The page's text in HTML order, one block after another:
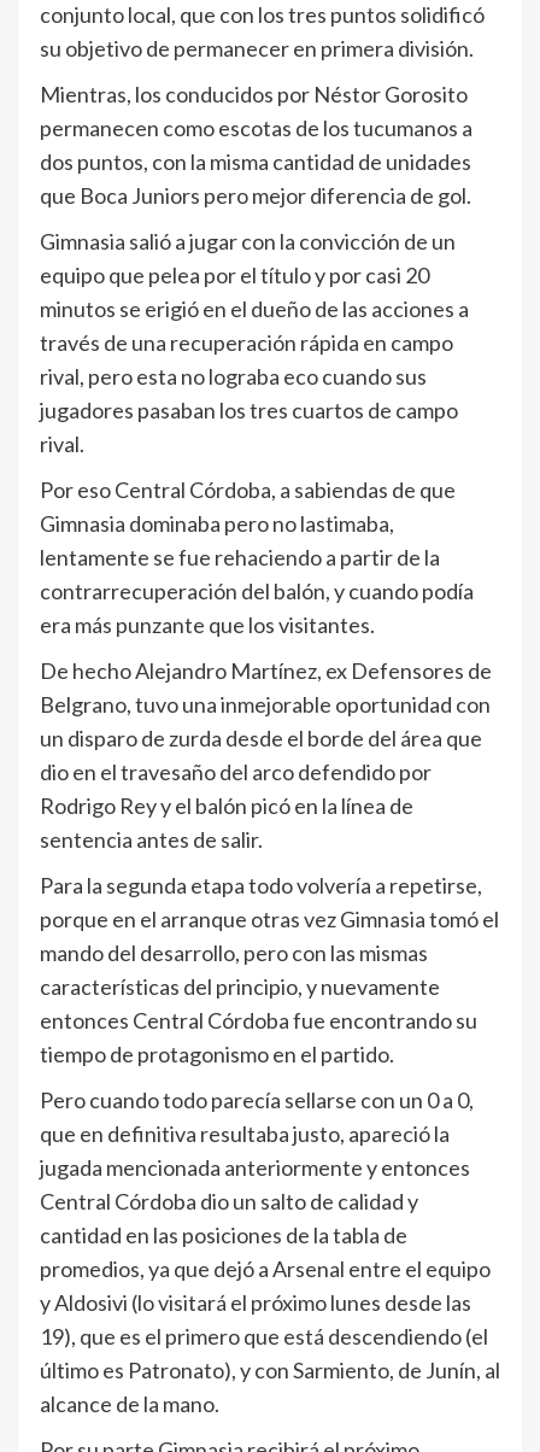
conjunto local, que con los tres puntos solidificó
su objetivo de permanecer en primera división.
Mientras, los conducidos por Néstor Gorosito
permanecen como escotas de los tucumanos a
dos puntos, con la misma cantidad de unidades
que Boca Juniors pero mejor diferencia de gol.
Gimnasia salió a jugar con la convicción de un
equipo que pelea por el título y por casi 20
minutos se erigió en el dueño de las acciones a
través de una recuperación rápida en campo
rival, pero esta no lograba eco cuando sus
jugadores pasaban los tres cuartos de campo
rival.
Por eso Central Córdoba, a sabiendas de que
Gimnasia dominaba pero no lastimaba,
lentamente se fue rehaciendo a partir de la
contrarrecuperación del balón, y cuando podía
era más punzante que los visitantes.
De hecho Alejandro Martínez, ex Defensores de
Belgrano, tuvo una inmejorable oportunidad con
un disparo de zurda desde el borde del área que
dio en el travesaño del arco defendido por
Rodrigo Rey y el balón picó en la línea de
sentencia antes de salir.
Para la segunda etapa todo volvería a repetirse,
porque en el arranque otras vez Gimnasia tomó el
mando del desarrollo, pero con las mismas
características del principio, y nuevamente
entonces Central Córdoba fue encontrando su
tiempo de protagonismo en el partido.
Pero cuando todo parecía sellarse con un 0 a 0,
que en definitiva resultaba justo, apareció la
jugada mencionada anteriormente y entonces
Central Córdoba dio un salto de calidad y
cantidad en las posiciones de la tabla de
promedios, ya que dejó a Arsenal entre el equipo
y Aldosivi (lo visitará el próximo lunes desde las
19), que es el primero que está descendiendo (el
último es Patronato), y con Sarmiento, de Junín, al
alcance de la mano.